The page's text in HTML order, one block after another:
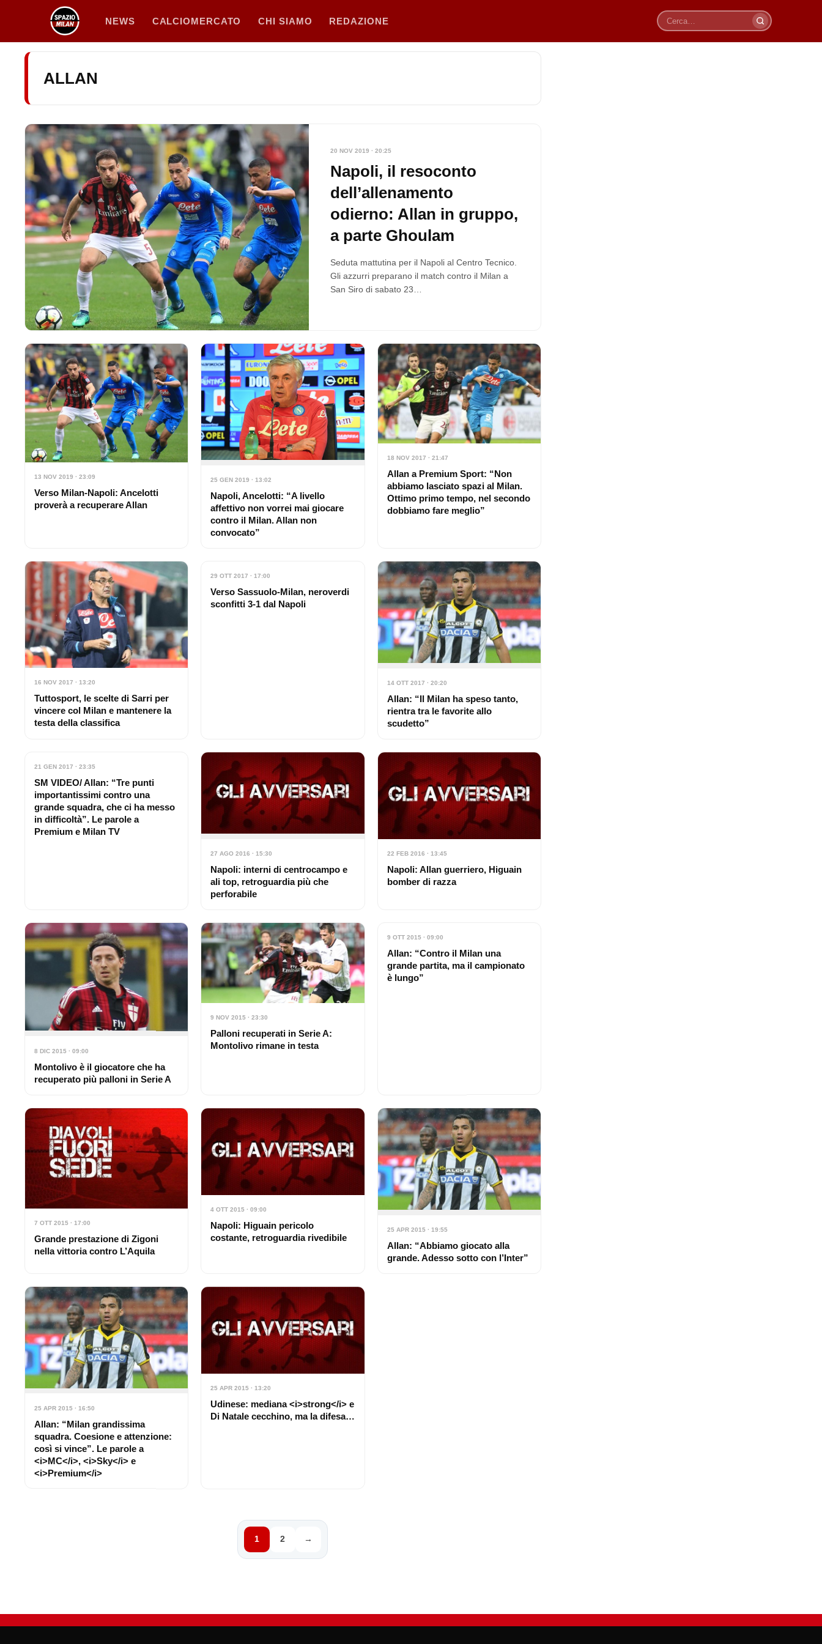
contenuto
NEWS CALCIOMERCATO CHI SIAMO REDAZIONE
Cerca
ALLAN
20 NOV 2019 · 20:25
Napoli, il resoconto
dell’allenamento
odierno: Allan in gruppo,
a parte Ghoulam
Seduta mattutina per il Napoli al Centro Tecnico.
Gli azzurri preparano il match contro il Milan a
San Siro di sabato 23…
13 NOV 2019 · 23:09
Verso Milan-Napoli: Ancelotti
proverà a recuperare Allan
25 GEN 2019 · 13:02
Napoli, Ancelotti: “A livello
affettivo non vorrei mai giocare
contro il Milan. Allan non
convocato”
18 NOV 2017 · 21:47
Allan a Premium Sport: “Non
abbiamo lasciato spazi al Milan.
Ottimo primo tempo, nel secondo
dobbiamo fare meglio”
16 NOV 2017 · 13:20
Tuttosport, le scelte di Sarri per
vincere col Milan e mantenere la
testa della classifica
29 OTT 2017 · 17:00
Verso Sassuolo-Milan, neroverdi
sconfitti 3-1 dal Napoli
14 OTT 2017 · 20:20
Allan: “Il Milan ha speso tanto,
rientra tra le favorite allo
scudetto”
21 GEN 2017 · 23:35
SM VIDEO/ Allan: “Tre punti
importantissimi contro una
grande squadra, che ci ha messo
in difficoltà”. Le parole a
Premium e Milan TV
27 AGO 2016 · 15:30
Napoli: interni di centrocampo e
ali top, retroguardia più che
perforabile
22 FEB 2016 · 13:45
Napoli: Allan guerriero, Higuain
bomber di razza
8 DIC 2015 · 09:00
Montolivo è il giocatore che ha
recuperato più palloni in Serie A
9 NOV 2015 · 23:30
Palloni recuperati in Serie A:
Montolivo rimane in testa
9 OTT 2015 · 09:00
Allan: “Contro il Milan una
grande partita, ma il campionato
è lungo”
7 OTT 2015 · 17:00
Grande prestazione di Zigoni
nella vittoria contro L’Aquila
4 OTT 2015 · 09:00
Napoli: Higuain pericolo
costante, retroguardia rivedibile
25 APR 2015 · 19:55
Allan: “Abbiamo giocato alla
grande. Adesso sotto con l’Inter”
25 APR 2015 · 16:50
Allan: “Milan grandissima
squadra. Coesione e attenzione:
così si vince”. Le parole a
<i>MC</i>, <i>Sky</i> e
<i>Premium</i>
25 APR 2015 · 13:20
Udinese: mediana <i>strong</i> e
Di Natale cecchino, ma la difesa…
1 2 →